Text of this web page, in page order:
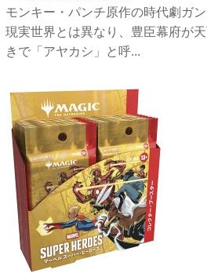
モンキー・パンチ原作の時代劇ガ
現実世界とは異なり、豊臣幕府が
きで「アヤカシ」と呼...